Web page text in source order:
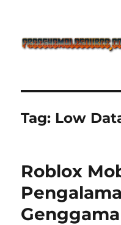
Defense
Ketagihan!
Tag: Low
Roblox